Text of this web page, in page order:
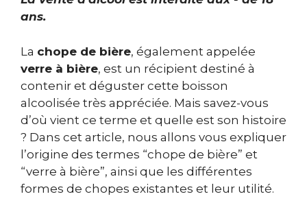
ans.
La chope de bière, également appelée
verre à bière, est un récipient destiné à
contenir et déguster cette boisson
alcoolisée très appréciée. Mais savez-vous
d’où vient ce terme et quelle est son histoire
? Dans cet article, nous allons vous expliquer
l’origine des termes “chope de bière” et
“verre à bière”, ainsi que les différentes
formes de chopes existantes et leur utilité.